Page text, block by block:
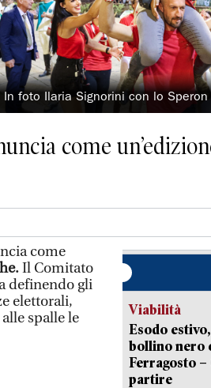
In foto Ilaria Signorini con lo
come
come
Il Comitato
definendo gli
elettorali,
spalle le
Viabilità
Esodo
bollino nero
Ferragosto
partire